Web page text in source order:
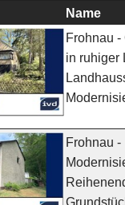
Name
Frohnau -
in ruhiger
Frohnau -